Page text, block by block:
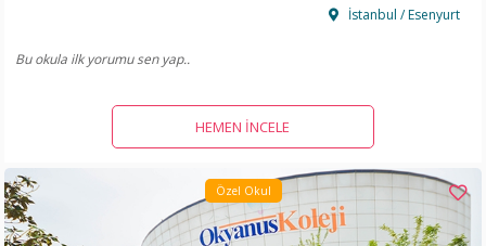
İstanbul / Esenyurt
Bu okula ilk yorumu sen yap..
HEMEN İNCELE
Özel Okul